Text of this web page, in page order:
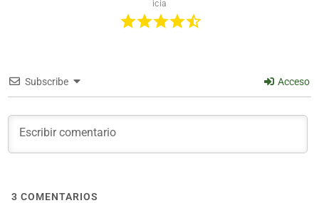
icia
Subscribe Acceso
3 COMENTARIOS